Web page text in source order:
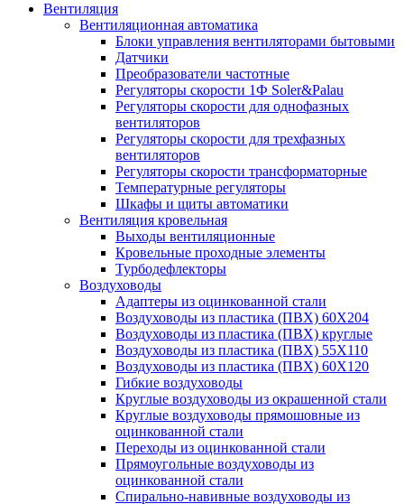
Вентиляция
Вентиляционная автоматика
Блоки управления вентиляторами бытовыми
Датчики
Преобразователи частотные
Регуляторы скорости 1Ф Soler&Palau
Регуляторы скорости для однофазных
вентиляторов
Регуляторы скорости для трехфазных
вентиляторов
Регуляторы скорости трансформаторные
Температурные регуляторы
Шкафы и щиты автоматики
Вентиляция кровельная
Выходы вентиляционные
Кровельные проходные элементы
Турбодефлекторы
Воздуховоды
Адаптеры из оцинкованной стали
Воздуховоды из пластика (ПВХ) 60Х204
Воздуховоды из пластика (ПВХ) круглые
Воздуховоды из пластика (ПВХ) 55Х110
Воздуховоды из пластика (ПВХ) 60Х120
Гибкие воздуховоды
Круглые воздуховоды из окрашенной стали
Круглые воздуховоды прямошовные из
оцинкованной стали
Переходы из оцинкованной стали
Прямоугольные воздуховоды из
оцинкованной стали
Спирально-навивные воздуховоды из